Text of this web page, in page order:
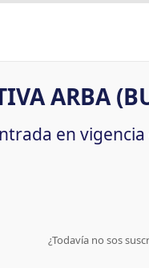
ARBA
en
¿Todavía no sos